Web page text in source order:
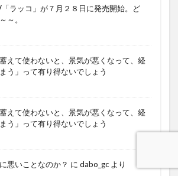
ラッコ」が７月２８日に発売開始。ど
～。
えて使わないと、景気が悪くなって、経
う」って有り得ないでしょう
えて使わないと、景気が悪くなって、経
う」って有り得ないでしょう
悪いことなのか？ に dabo_gc より